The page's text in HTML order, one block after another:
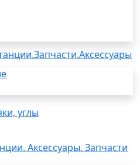
углы
Аксессуары. Запчасти